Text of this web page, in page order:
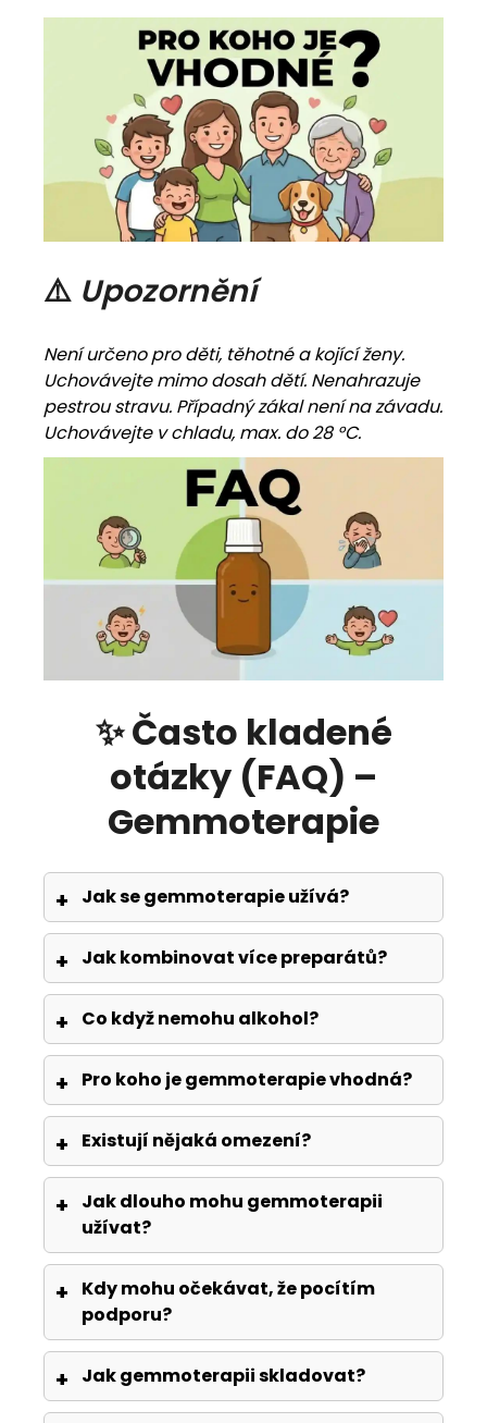
⚠️ Upozornění
Není určeno pro děti, těhotné a kojící ženy.
Uchovávejte mimo dosah dětí. Nenahrazuje
pestrou stravu. Případný zákal není na závadu.
Uchovávejte v chladu, max. do 28 °C.
✨ Často kladené
otázky (FAQ) –
Gemmoterapie
Jak se gemmoterapie užívá?
Jak kombinovat více preparátů?
Co když nemohu alkohol?
Pro koho je gemmoterapie vhodná?
Existují nějaká omezení?
Jak dlouho mohu gemmoterapii
užívat?
Kdy mohu očekávat, že pocítím
podporu?
Jak gemmoterapii skladovat?